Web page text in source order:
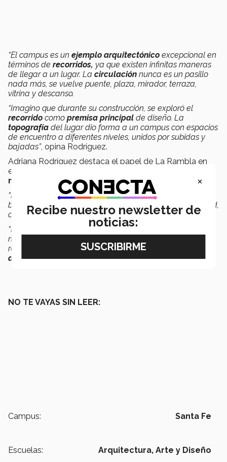
“El campus es un ejemplo arquitectónico excepcional en
términos de recorridos, ya que existen infinitas maneras
de llegar a un lugar. La circulación nunca es un pasillo
nada más, se vuelve puente, plaza, mirador, terraza,
vitrina y descanso.
“Imagino que durante su construcción, se exploró el
recorrido como premisa principal de diseño. La
topografía del lugar dio forma a un campus con espacios
de encuentro a diferentes niveles, unidos por subidas y
bajadas”, opina Rodríguez.
Adriana Rodríguez destaca el papel de La Rambla en
este recorrido y su
movilidad.
“La Rambla se suma a este legado arquitectónico y a la
búsqueda por
fortalecerlos
de nuestra comunidad,
ofreciendo unespacio compartidoentre los estudiantes.
“Es el inicio de un plan a futuro y su relevancia se hará
más evidente a medida que la comunidad la haga suya,
recordando que en nuestro campusnos transformamos
al transitarde un lado al otro”, finaliza Rodríguez.
NO TE VAYAS SIN LEER:
Campus: Santa Fe
Escuelas: Arquitectura, Arte y Diseño
×
Recibe nuestro newsletter de
noticias: